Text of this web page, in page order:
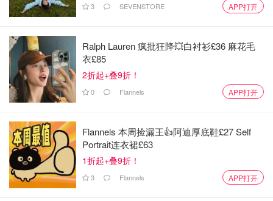
图片来自于pinterest ，版权属于原作者
会员可以享受不定期的优惠折扣，
的时候有Fish offer，八折优惠。
Waitrose的生鲜柜台质量很
高，一般到晚上就会打折清仓，非常推荐。Waitrose还有自
3 SEVENSTORE APP打开
Ralph Lauren 疯批狂降💥白衬衫£36 麻花毛
衣£85
2折起+叠9折！
0 Flannels APP打开
Flannels 本周捡漏王👍阿迪厚底鞋£27 Self
Portrait连衣裙£63
1折起+叠9折！
3 Flannels APP打开